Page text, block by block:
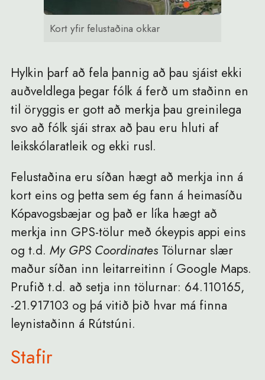
Kort yfir felustaðina okkar
Hylkin þarf að fela þannig að þau sjáist ekki
auðveldlega þegar fólk á ferð um staðinn en
til öryggis er gott að merkja þau greinilega
svo að fólk sjái strax að þau eru hluti af
leikskólaratleik og ekki rusl.
Felustaðina eru síðan hægt að merkja inn á
kort eins og þetta sem ég fann á heimasíðu
Kópavogsbæjar og það er líka hægt að
merkja inn GPS-tölur með ókeypis appi eins
og t.d. My GPS CoordinatesTölurnar slær
maður síðan inn leitarreitinn í Google Maps.
Prufið t.d. að setja inn tölurnar: 64.110165,
-21.917103 og þá vitið þið hvar má finna
leynistaðinn á Rútstúni.
Stafir